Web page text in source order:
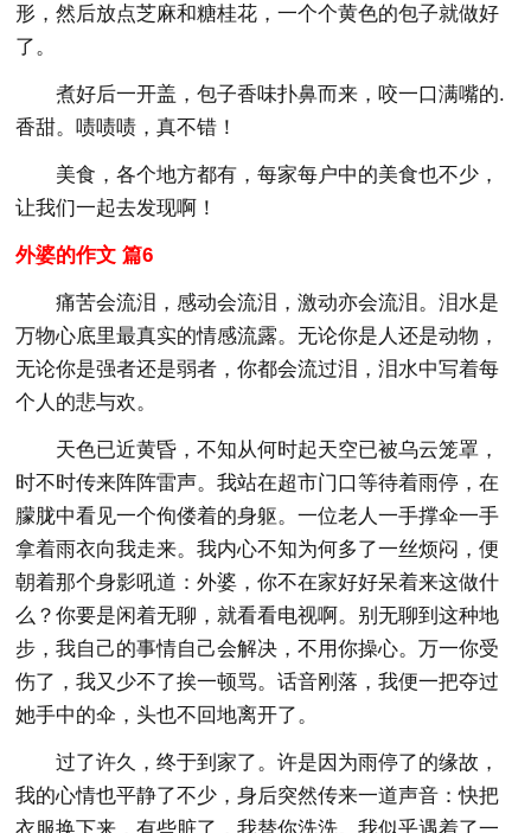
形，然后放点芝麻和糖桂花，一个个黄色的包子就做好
了。
煮好后一开盖，包子香味扑鼻而来，咬一口满嘴的.
香甜。啧啧啧，真不错！
美食，各个地方都有，每家每户中的美食也不少，
让我们一起去发现啊！
外婆的作文 篇6
痛苦会流泪，感动会流泪，激动亦会流泪。泪水是
万物心底里最真实的情感流露。无论你是人还是动物，
无论你是强者还是弱者，你都会流过泪，泪水中写着每
个人的悲与欢。
天色已近黄昏，不知从何时起天空已被乌云笼罩，
时不时传来阵阵雷声。我站在超市门口等待着雨停，在
朦胧中看见一个佝偻着的身躯。一位老人一手撑伞一手
拿着雨衣向我走来。我内心不知为何多了一丝烦闷，便
朝着那个身影吼道：外婆，你不在家好好呆着来这做什
么？你要是闲着无聊，就看看电视啊。别无聊到这种地
步，我自己的事情自己会解决，不用你操心。万一你受
伤了，我又少不了挨一顿骂。话音刚落，我便一把夺过
她手中的伞，头也不回地离开了。
过了许久，终于到家了。许是因为雨停了的缘故，
我的心情也平静了不少，身后突然传来一道声音：快把